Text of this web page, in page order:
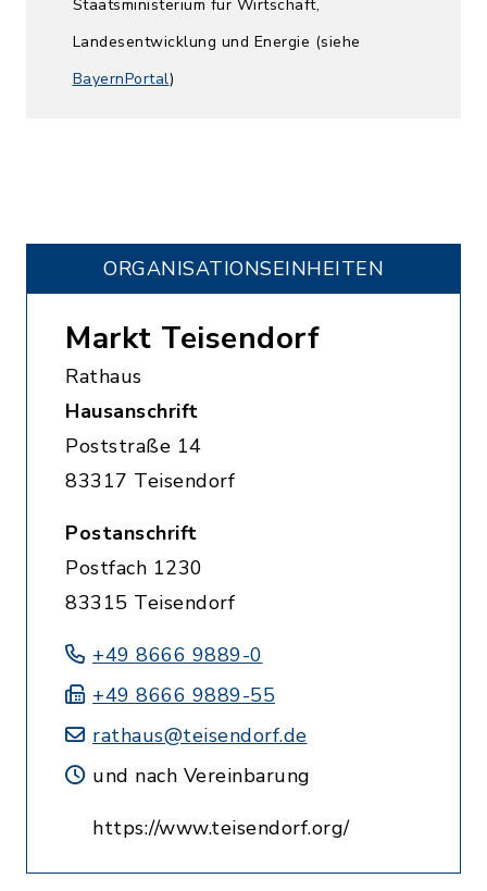
Staatsministerium für Wirtschaft,
Landesentwicklung und Energie (siehe
BayernPortal)
ORGANISATIONS­EINHEITEN
Markt Teisendorf
Rathaus
Hausanschrift
Poststraße 14
83317 Teisendorf
Postanschrift
Postfach 1230
83315 Teisendorf
+49 8666 9889-0
+49 8666 9889-55
rathaus@teisendorf.de
und nach Vereinbarung
https://www.teisendorf.org/